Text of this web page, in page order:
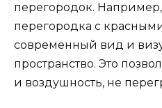
перегородок.
перегородка с
современный вид и
пространство. Это
и воздушность, не